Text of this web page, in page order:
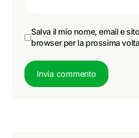
Salva il mio nome, email e
browser per la prossima
Invia commento